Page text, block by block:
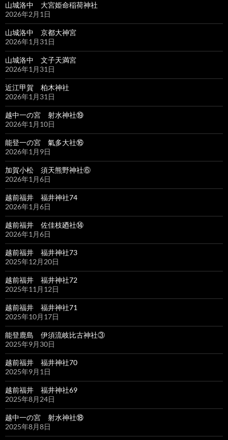
山城洛中 大宮姫命稲荷神社
2026年2月1日
山城洛中 京都大神宮
2026年1月31日
山城洛中 文子天満宮
2026年1月31日
近江甲賀 柏木神社
2026年1月31日
越中一の宮 射水神社⑲
2026年1月10日
能登一の宮 氣多大社⑯
2026年1月9日
加賀小松 須天熊野神社⑥
2026年1月6日
越前福井 福井神社74
2026年1月6日
越前福井 佐佳枝廼社⑭
2026年1月6日
越前福井 福井神社73
2025年12月20日
越前福井 福井神社72
2025年11月12日
越前福井 福井神社71
2025年10月17日
能登鹿島 伊須流岐比古神社③
2025年9月30日
越前福井 福井神社70
2025年9月1日
越前福井 福井神社69
2025年8月24日
越中一の宮 射水神社⑱
2025年8月8日